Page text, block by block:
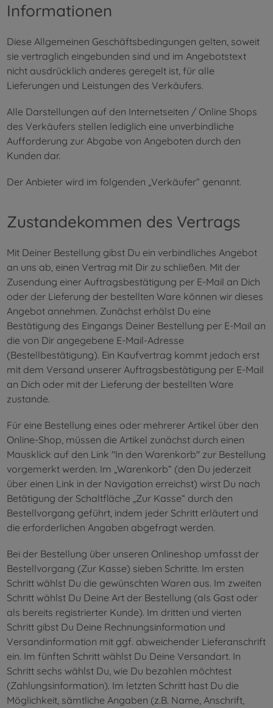
Informationen
Diese Allgemeinen Geschäftsbedingungen gelten, soweit
sie vertraglich eingebunden sind und im Angebotstext
nicht ausdrücklich anderes geregelt ist, für alle
Lieferungen und Leistungen des Verkäufers.
Alle Darstellungen auf den Internetseiten / Online Shops
des Verkäufers stellen lediglich eine unverbindliche
Aufforderung zur Abgabe von Angeboten durch den
Kunden dar.
Der Anbieter wird im folgenden „Verkäufer“ genannt.
Zustandekommen des Vertrags
Mit Deiner Bestellung gibst Du ein verbindliches Angebot
an uns ab, einen Vertrag mit Dir zu schließen. Mit der
Zusendung einer Auftragsbestätigung per E-Mail an Dich
oder der Lieferung der bestellten Ware können wir dieses
Angebot annehmen. Zunächst erhälst Du eine
Bestätigung des Eingangs Deiner Bestellung per E-Mail an
die von Dir angegebene E-Mail-Adresse
(Bestellbestätigung). Ein Kaufvertrag kommt jedoch erst
mit dem Versand unserer Auftragsbestätigung per E-Mail
an Dich oder mit der Lieferung der bestellten Ware
zustande.
Für eine Bestellung eines oder mehrerer Artikel über den
Online-Shop, müssen die Artikel zunächst durch einen
Mausklick auf den Link "In den Warenkorb" zur Bestellung
vorgemerkt werden. Im „Warenkorb“ (den Du jederzeit
über einen Link in der Navigation erreichst) wirst Du nach
Betätigung der Schaltfläche „Zur Kasse“ durch den
Bestellvorgang geführt, indem jeder Schritt erläutert und
die erforderlichen Angaben abgefragt werden.
Bei der Bestellung über unseren Onlineshop umfasst der
Bestellvorgang (Zur Kasse) sieben Schritte. Im ersten
Schritt wählst Du die gewünschten Waren aus. Im zweiten
Schritt wählst Du Deine Art der Bestellung (als Gast oder
als bereits registrierter Kunde). Im dritten und vierten
Schritt gibst Du Deine Rechnungsinformation und
Versandinformation mit ggf. abweichender Lieferanschrift
ein. Im fünften Schritt wählst Du Deine Versandart. In
Schritt sechs wählst Du, wie Du bezahlen möchtest
(Zahlungsinformation). Im letzten Schritt hast Du die
Möglichkeit, sämtliche Angaben (z.B. Name, Anschrift,